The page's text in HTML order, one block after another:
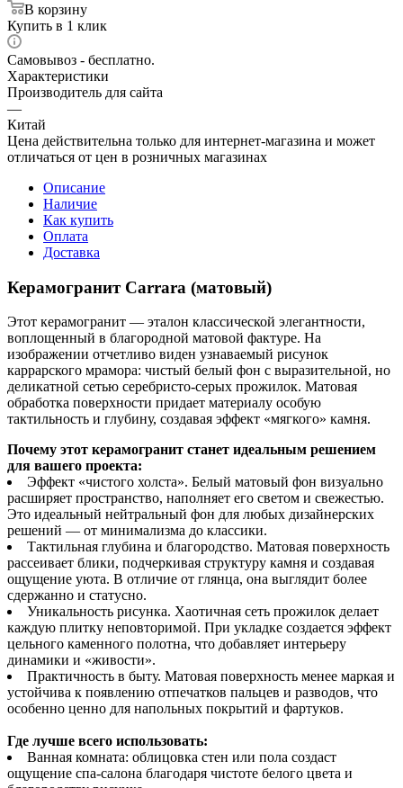
В корзину
Купить в 1 клик
Самовывоз - бесплатно.
Характеристики
Производитель для сайта
—
Китай
Цена действительна только для интернет-магазина и может
отличаться от цен в розничных магазинах
Описание
Наличие
Как купить
Оплата
Доставка
Керамогранит Carrara (матовый)
Этот керамогранит — эталон классической элегантности,
воплощенный в благородной матовой фактуре. На
изображении отчетливо виден узнаваемый рисунок
каррарского мрамора: чистый белый фон с выразительной, но
деликатной сетью серебристо-серых прожилок. Матовая
обработка поверхности придает материалу особую
тактильность и глубину, создавая эффект «мягкого» камня.
Почему этот керамогранит станет идеальным решением
для вашего проекта:
Эффект «чистого холста». Белый матовый фон визуально
расширяет пространство, наполняет его светом и свежестью.
Это идеальный нейтральный фон для любых дизайнерских
решений — от минимализма до классики.
Тактильная глубина и благородство. Матовая поверхность
рассеивает блики, подчеркивая структуру камня и создавая
ощущение уюта. В отличие от глянца, она выглядит более
сдержанно и статусно.
Уникальность рисунка. Хаотичная сеть прожилок делает
каждую плитку неповторимой. При укладке создается эффект
цельного каменного полотна, что добавляет интерьеру
динамики и «живости».
Практичность в быту. Матовая поверхность менее маркая и
устойчива к появлению отпечатков пальцев и разводов, что
особенно ценно для напольных покрытий и фартуков.
Где лучше всего использовать:
Ванная комната: облицовка стен или пола создаст
ощущение спа-салона благодаря чистоте белого цвета и